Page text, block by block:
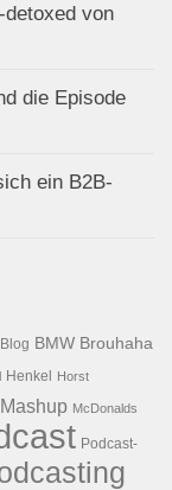
von
die Episode
ein B2B-
Blog BMW Brouhaha
Henkel Horst
Mashup McDonalds
Podcast-